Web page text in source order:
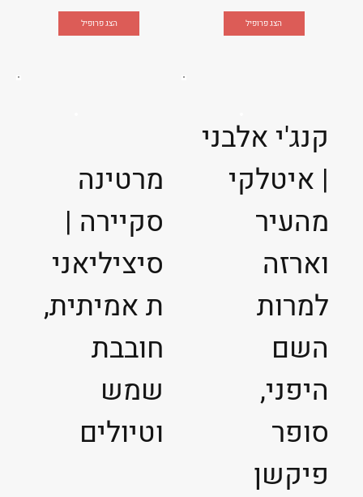
הצג פרופיל הצג פרופיל
מרטינה
סקיירה |
סיציליאני
ת אמיתית,
חובבת
שמש
וטיולים
קנג'י אלבני
| איטלקי
מהעיר
וארזה
למרות
השם
היפני,
סופר
פיקשן